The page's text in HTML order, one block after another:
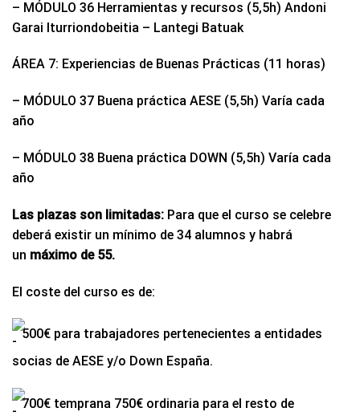
– MÓDULO 36 Herramientas y recursos (5,5h) Andoni
Garai Iturriondobeitia – Lantegi Batuak
ÁREA 7: Experiencias de Buenas Prácticas (11 horas)
– MÓDULO 37 Buena práctica AESE (5,5h) Varía cada
año
– MÓDULO 38 Buena práctica DOWN (5,5h) Varía cada
año
Las plazas son limitadas: Para que el curso se celebre
deberá existir un mínimo de 34 alumnos y habrá
un máximo de 55.
El coste del curso es de:
500€ para trabajadores pertenecientes a entidades
socias de AESE y/o Down España.
700€ temprana 750€ ordinaria para el resto de